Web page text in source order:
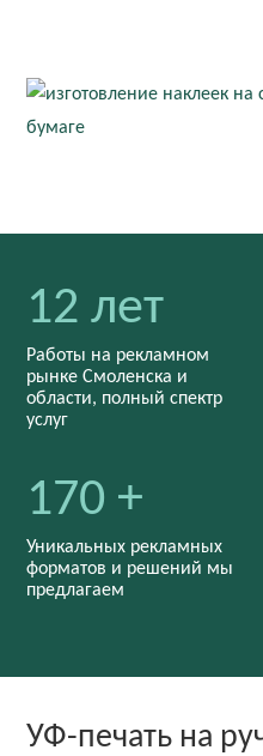
12 лет
Работы на рекламном
рынке Смоленска и
области, полный спектр
услуг
170 +
Уникальных рекламных
форматов и решений мы
предлагаем
УФ-печать на